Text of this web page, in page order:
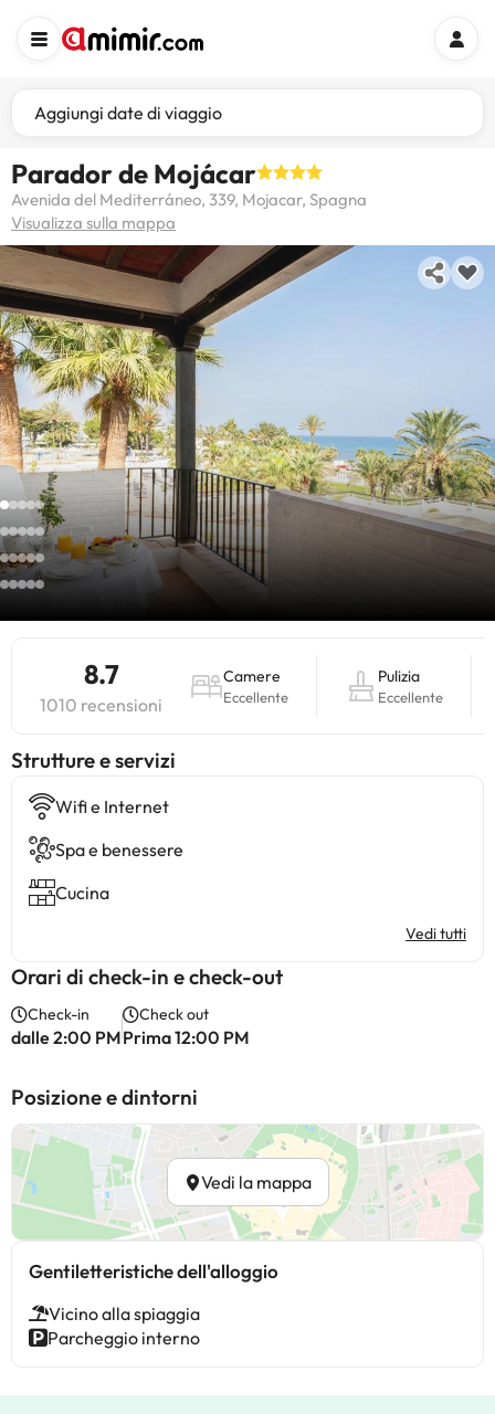
Aggiungi date di viaggio
Parador de Mojácar
Avenida del Mediterráneo, 339, Mojacar, Spagna
Visualizza sulla mappa
8.7
1010 recensioni
Camere
Eccellente
Pulizia
Eccellente
​Strutture e servizi
Wifi e Internet
Spa e benessere
Cucina
Vedi tutti
Orari di check-in e check-out
Check-in
dalle 2:00 PM
Check out
Prima 12:00 PM
Posizione e dintorni
Vedi la mappa
Gentiletteristiche dell'alloggio
Vicino alla spiaggia
Parcheggio interno